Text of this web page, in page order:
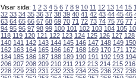
Visar sida: 1 2 3 4 5 6 7 8 9 10 11 12 13 14 15
32 33 34 35 36 37 38 39 40 41 42 43 44 45 46
63 64 65 66 67 68 69 70 71 72 73 74 75 76 77
94 95 96 97 98 99 100 101 102 103 104 105
118 119 120 121 122 123 124 125 126 127 128
140 141 142 143 144 145 146 147 148 149 150
162 163 164 165 166 167 168 169 170 171 172
184 185 186 187 188 189 190 191 192 193 194
206 207 208 209 210 211 212 213 214 215 216
228 229 230 231 232 233 234 235 236 237 238